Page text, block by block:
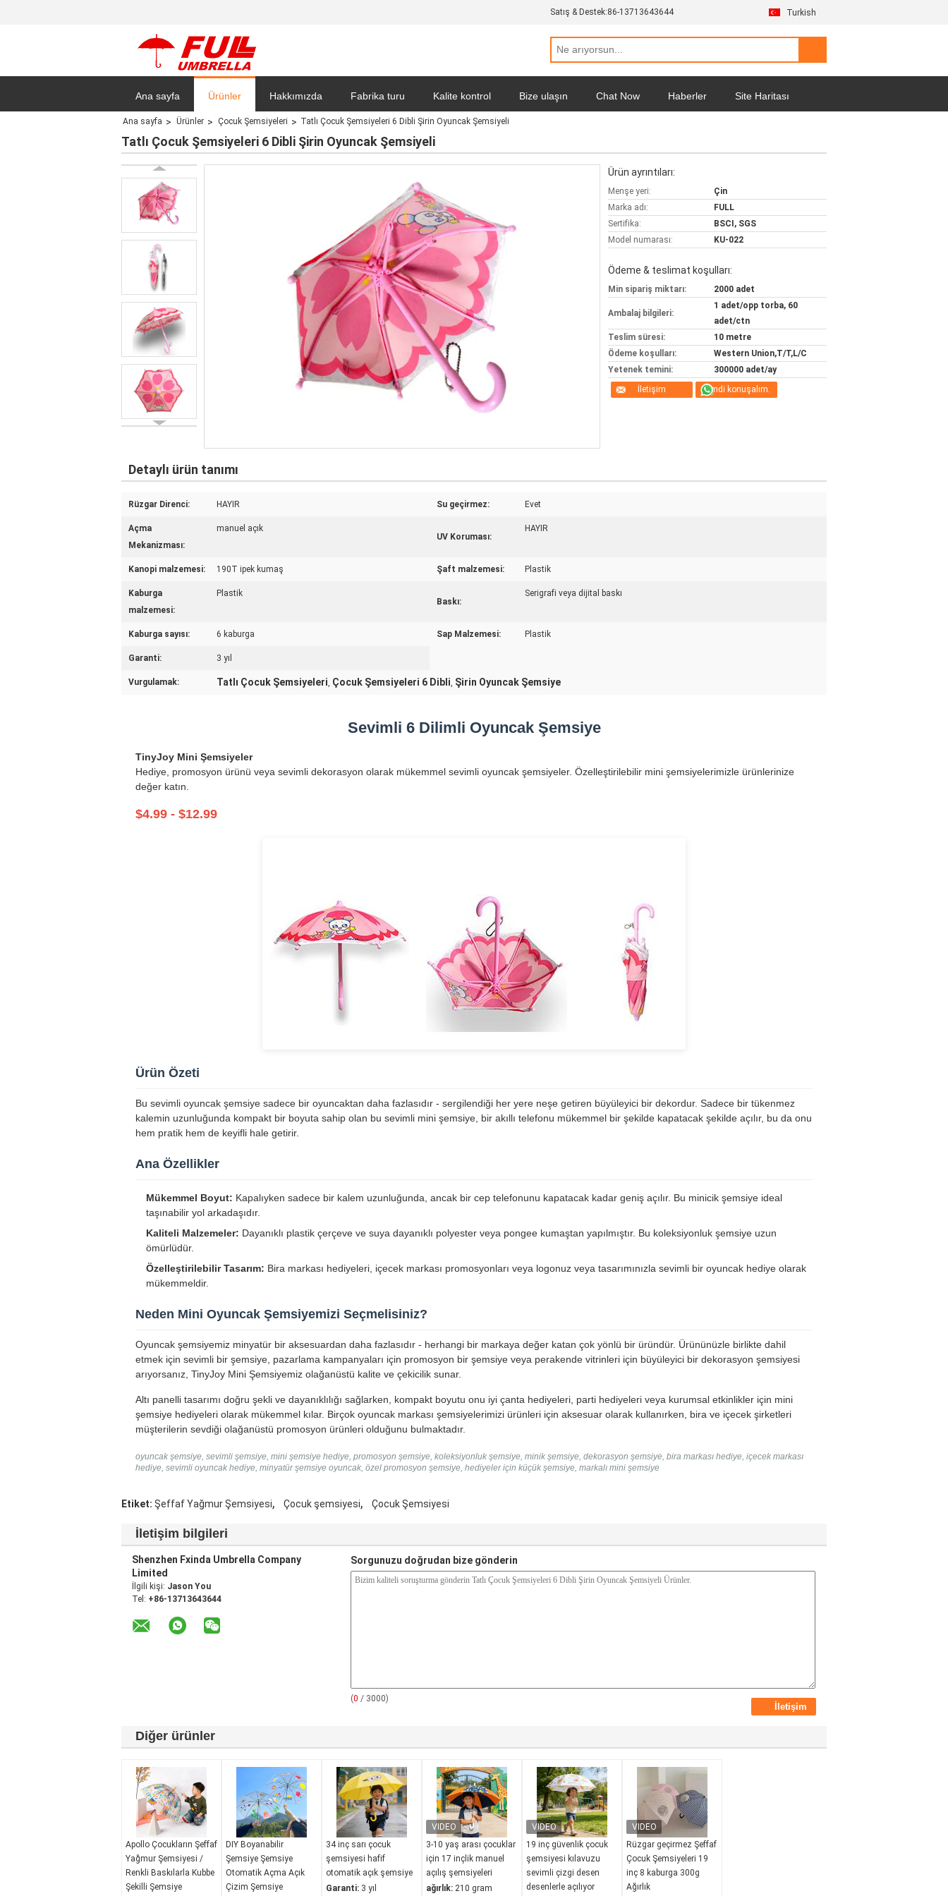
Satış & Destek:86-13713643644 Turkish
Ana sayfa Ürünler Hakkımızda Fabrika turu Kalite kontrol Bize ulaşın Chat Now Haberler Site Haritası
Gizlilik Politikası Tüm servis talepleri
Ana sayfa Ürünler Çocuk Şemsiyeleri Tatlı Çocuk Şemsiyeleri 6 Dibli Şirin Oyuncak Şemsiyeli
Tatlı Çocuk Şemsiyeleri 6 Dibli Şirin Oyuncak Şemsiyeli
Ürün ayrıntıları:
Menşe yeri:
Çin
Marka adı:
FULL
Sertifika:
BSCI, SGS
Model numarası:
KU-022
Ödeme & teslimat koşulları:
Min sipariş miktarı: 2000 adet
Ambalaj bilgileri:
1 adet/opp torba, 60
adet/ctn
Teslim süresi:
10 metre
Ödeme koşulları:
Western Union,T/T,L/C
Yetenek temini:
300000 adet/ay
İletişim
Şimdi konuşalım.
Detaylı ürün tanımı
Rüzgar Direnci: HAYIR Su geçirmez: Evet
Açma
Mekanizması:
manuel açık
UV Koruması:
HAYIR
Kanopi malzemesi: 190T ipek kumaş Şaft malzemesi: Plastik
Kaburga
malzemesi:
Plastik
Baskı:
Serigrafi veya dijital baskı
Kaburga sayısı: 6 kaburga Sap Malzemesi: Plastik
Garanti: 3 yıl
Vurgulamak: Tatlı Çocuk Şemsiyeleri, Çocuk Şemsiyeleri 6 Dibli, Şirin Oyuncak Şemsiye
Sevimli 6 Dilimli Oyuncak Şemsiye
TinyJoy Mini Şemsiyeler
Hediye, promosyon ürünü veya sevimli dekorasyon olarak mükemmel sevimli oyuncak şemsiyeler. Özelleştirilebilir mini şemsiyelerimizle ürünlerinize
değer katın.
$4.99 - $12.99
Ürün Özeti
Bu sevimli oyuncak şemsiye sadece bir oyuncaktan daha fazlasıdır - sergilendiği her yere neşe getiren büyüleyici bir dekordur. Sadece bir tükenmez
kalemin uzunluğunda kompakt bir boyuta sahip olan bu sevimli mini şemsiye, bir akıllı telefonu mükemmel bir şekilde kapatacak şekilde açılır, bu da onu
hem pratik hem de keyifli hale getirir.
Ana Özellikler
Mükemmel Boyut: Kapalıyken sadece bir kalem uzunluğunda, ancak bir cep telefonunu kapatacak kadar geniş açılır. Bu minicik şemsiye ideal
taşınabilir yol arkadaşıdır.
Kaliteli Malzemeler: Dayanıklı plastik çerçeve ve suya dayanıklı polyester veya pongee kumaştan yapılmıştır. Bu koleksiyonluk şemsiye uzun
ömürlüdür.
Özelleştirilebilir Tasarım: Bira markası hediyeleri, içecek markası promosyonları veya logonuz veya tasarımınızla sevimli bir oyuncak hediye olarak
mükemmeldir.
Neden Mini Oyuncak Şemsiyemizi Seçmelisiniz?
Oyuncak şemsiyemiz minyatür bir aksesuardan daha fazlasıdır - herhangi bir markaya değer katan çok yönlü bir üründür. Ürününüzle birlikte dahil
etmek için sevimli bir şemsiye, pazarlama kampanyaları için promosyon bir şemsiye veya perakende vitrinleri için büyüleyici bir dekorasyon şemsiyesi
arıyorsanız, TinyJoy Mini Şemsiyemiz olağanüstü kalite ve çekicilik sunar.
Altı panelli tasarımı doğru şekli ve dayanıklılığı sağlarken, kompakt boyutu onu iyi çanta hediyeleri, parti hediyeleri veya kurumsal etkinlikler için mini
şemsiye hediyeleri olarak mükemmel kılar. Birçok oyuncak markası şemsiyelerimizi ürünleri için aksesuar olarak kullanırken, bira ve içecek şirketleri
müşterilerin sevdiği olağanüstü promosyon ürünleri olduğunu bulmaktadır.
oyuncak şemsiye, sevimli şemsiye, mini şemsiye hediye, promosyon şemsiye, koleksiyonluk şemsiye, minik şemsiye, dekorasyon şemsiye, bira markası hediye, içecek markası
hediye, sevimli oyuncak hediye, minyatür şemsiye oyuncak, özel promosyon şemsiye, hediyeler için küçük şemsiye, markalı mini şemsiye
Etiket: Şeffaf Yağmur Şemsiyesi, Çocuk şemsiyesi, Çocuk Şemsiyesi
İletişim bilgileri
Shenzhen Fxinda Umbrella Company
Limited
İlgili kişi: Jason You
Tel: +86-13713643644
Sorgunuzu doğrudan bize gönderin
(0 / 3000)
Diğer ürünler
Apollo Çocukların Şeffaf
Yağmur Şemsiyesi /
Renkli Baskılarla Kubbe
Şekilli Şemsiye
DIY Boyanabilir
Şemsiye Şemsiye
Otomatik Açma Açık
Çizim Şemsiye
34 inç sarı çocuk
şemsiyesi hafif
otomatik açık şemsiye
Garanti: 3 yıl
3-10 yaş arası çocuklar
için 17 inçlik manuel
açılış şemsiyeleri
ağırlık: 210 gram
19 inç güvenlik çocuk
şemsiyesi kılavuzu
sevimli çizgi desen
desenlerle açılıyor
Rüzgar geçirmez Şeffaf
Çocuk Şemsiyeleri 19
inç 8 kaburga 300g
Ağırlık